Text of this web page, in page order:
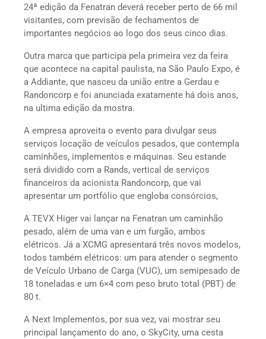
24ª edição da Fenatran deverá receber perto de 66 mil
visitantes, com previsão de fechamentos de
importantes negócios ao logo dos seus cinco dias.
Outra marca que participa pela primeira vez da feira
que acontece na capital paulista, na São Paulo Expo, é
a Addiante, que nasceu da união entre a Gerdau e
Randoncorp e foi anunciada exatamente há dois anos,
na ultima edição da mostra.
A empresa aproveita o evento para divulgar seus
serviços locação de veículos pesados, que contempla
caminhões, implementos e máquinas. Seu estande
será dividido com a Rands, vertical de serviços
financeiros da acionista Randoncorp, que vai
apresentar um portfólio que engloba consórcios,
A TEVX Higer vai lançar na Fenatran um caminhão
pesado, além de uma van e um furgão, ambos
elétricos. Já a XCMG apresentará três novos modelos,
todos também elétricos: um para atender o segmento
de Veículo Urbano de Carga (VUC), um semipesado de
18 toneladas e um 6×4 com peso bruto total (PBT) de
80 t.
A Next Implementos, por sua vez, vai mostrar seu
principal lançamento do ano, o SkyCity, uma cesta